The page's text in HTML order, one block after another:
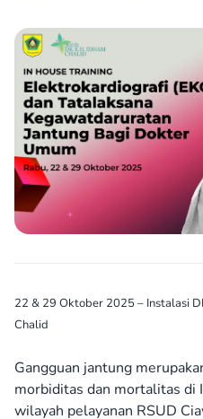
22 & 29 Oktober 2025 – Instalasi
Chalid
Gangguan jantung
morbiditas dan mortalitas di
wilayah pelayanan RSUD